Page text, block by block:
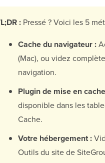
: Pressé ? Voici les 5
Cache du navigateur :
(Mac), ou videz
navigation.
Plugin de mise en
disponible dans les
Cache.
Votre hébergement :
Outils du site de